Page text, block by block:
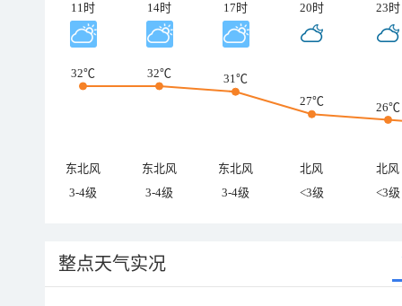
11时 14时 17时 20时 23时
32℃ 32℃
31℃
27℃
26℃
东北风 东北风 东北风 北风
北风
3-4级
3-4级 3-4级 <3级 <3级
整点天气实况